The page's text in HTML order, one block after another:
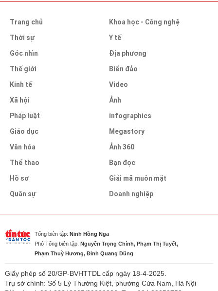
Trang chủ
Thời sự
Góc nhìn
Thế giới
Kinh tế
Xã hội
Pháp luật
Giáo dục
Văn hóa
Thể thao
Hồ sơ
Quân sự
Khoa học - Công nghệ
Y tế
Địa phương
Biển đảo
Video
Ảnh
infographics
Megastory
Ảnh 360
Bạn đọc
Giải mã muôn mặt
Doanh nghiệp
Tổng biên tập: Ninh Hồng Nga
Phó Tổng biên tập: Nguyễn Trọng Chính, Phạm Thị Tuyết,
Phạm Thuỳ Hương, Đinh Quang Dũng
Giấy phép số 20/GP-BVHTTDL cấp ngày 18-4-2025.
Trụ sở chính: Số 5 Lý Thường Kiệt, phường Cửa Nam, Hà Nội